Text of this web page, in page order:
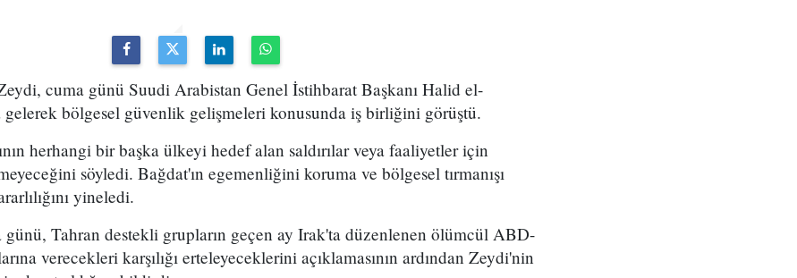
cuma günü Suudi Arabistan Genel İstihbarat Başkanı Halid el-
bölgesel güvenlik gelişmeleri konusunda iş birliğini görüştü.
herhangi bir başka ülkeyi hedef alan saldırılar veya faaliyetler için
söyledi. Bağdat'ın egemenliğini koruma ve bölgesel tırmanışı
yineledi.
günü, Tahran destekli grupların geçen ay Irak'ta düzenlenen ölümcül ABD-
verecekleri karşılığı erteleyeceklerini açıklamasının ardından Zeydi'nin